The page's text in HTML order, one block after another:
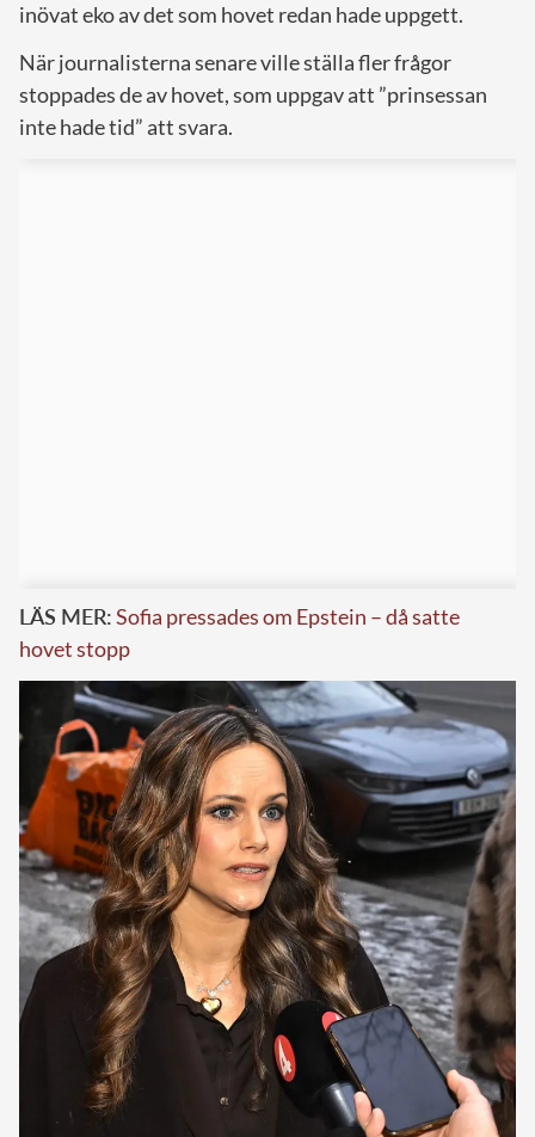
inövat eko av det som hovet redan hade uppgett.
När journalisterna senare ville ställa fler frågor
stoppades de av hovet, som uppgav att ”prinsessan
inte hade tid” att svara.
LÄS MER:Sofia pressades om Epstein – då satte
hovet stopp